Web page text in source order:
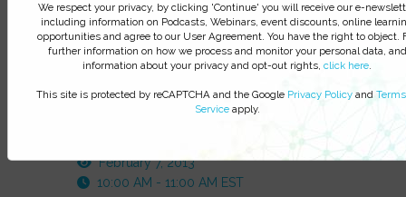
monitor your personal data clickhere. You can
at anytime.
Watch On-Demand
This FREE webinar was recorded on:
February 7, 2013
10:00 AM - 11:00 AM EST
We respect your privacy, by clicking 'Continue' you will receive our e-
including information on Podcasts, Webinars, event discounts, online
opportunities and agree to our User Agreement. You have the right to object.
further information on how we process and monitor your personal data, and
information about your privacy and opt-out rights, click here.
This site is protected by reCAPTCHA and the Google Privacy Policy and
Serviceapply.